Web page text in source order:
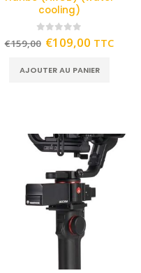
cooling)
out of 5
€159,00 €109,00 TTC
AJOUTER AU PANIER